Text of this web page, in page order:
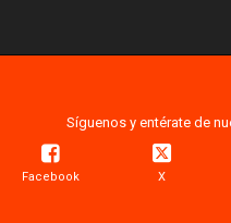
Síguenos y entérate de
Facebook X